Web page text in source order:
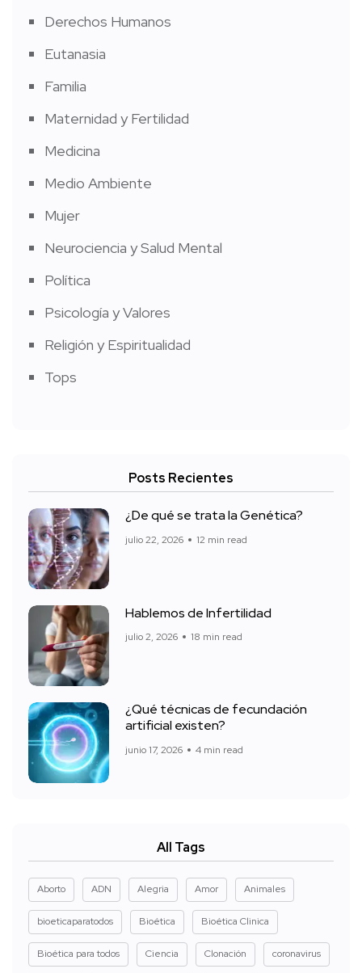
Derechos Humanos
Eutanasia
Familia
Maternidad y Fertilidad
Medicina
Medio Ambiente
Mujer
Neurociencia y Salud Mental
Política
Psicología y Valores
Religión y Espiritualidad
Tops
Posts Recientes
¿De qué se trata la Genética?
julio 22, 2026 12 min read
Hablemos de Infertilidad
julio 2, 2026 18 min read
¿Qué técnicas de fecundación
artificial existen?
junio 17, 2026 4 min read
All Tags
Aborto ADN Alegria Amor Animales
bioeticaparatodos Bioética Bioética Clinica
Bioética para todos Ciencia Clonación coronavirus